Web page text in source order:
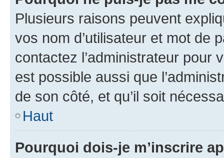
Plusieurs raisons peuvent
vos nom d’utilisateur et mot de
contactez l’administrateur pour
est possible aussi que
de son côté, et qu’il soit
Haut
Pourquoi dois-je m’inscrire